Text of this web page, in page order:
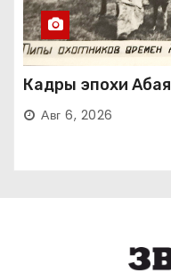
Кадры эпохи Абая
Авг 6, 2026